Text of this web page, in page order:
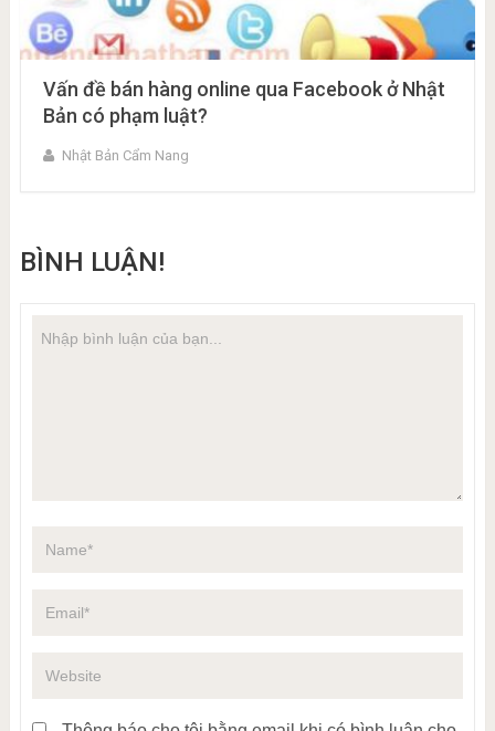
Vấn đề bán hàng online qua Facebook ở Nhật
Bản có phạm luật?
Nhật Bản Cẩm Nang
BÌNH LUẬN!